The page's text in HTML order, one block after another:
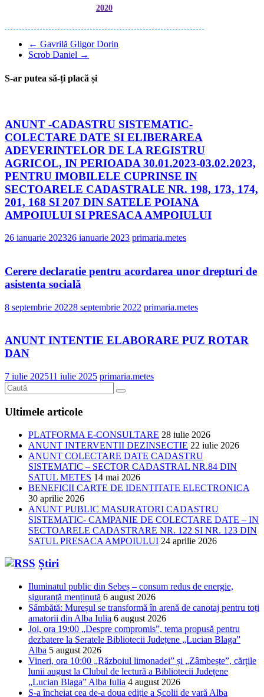
2020
← Gavrilă Gligor Dorin
Scrob Daniel →
S-ar putea să-ți placă și
ANUNT -CADASTRU SISTEMATIC-
COLECTARE DATE SI ELIBERAREA
ADEVERINTELOR DE LA REGISTRU
AGRICOL, IN PERIOADA 30.01.2023-03.02.2023,
PENTRU IMOBILELE CUPRINSE IN
SECTOARELE CADASTRALE NR. 198, 173, 174,
201, 168 SI 207 DIN SATELE POIANA
AMPOIULUI SI PRESACA AMPOIULUI
26 ianuarie 202326 ianuarie 2023 primaria.metes
Cerere declaratie pentru acordarea unor drepturi de
asistenta socială
8 septembrie 20228 septembrie 2022 primaria.metes
ANUNT INTENTIE ELABORARE PUZ ROTAR
DAN
7 iulie 202511 iulie 2025 primaria.metes
Ultimele articole
PLATFORMA E-CONSULTARE 28 iulie 2026
ANUNT INTERVENTII DEZINSECTIE 22 iulie 2026
ANUNT COLECTARE DATE CADASTRU
SISTEMATIC – SECTOR CADASTRAL NR.84 DIN
SATUL METES 14 mai 2026
BENEFICII CARTE DE IDENTITATE ELECTRONICA
30 aprilie 2026
ANUNT PUBLIC MASURATORI CADASTRU
SISTEMATIC- CAMPANIE DE COLECTARE DATE – IN
SECTOARELE CADASTRARE NR. 122 SI NR. 123 DIN
SATUL PRESACA AMPOIULUI 24 aprilie 2026
Știri
Iluminatul public din Sebeș – consum redus de energie,
siguranță menținută 6 august 2026
Sâmbătă: Mureșul se transformă în arenă de canotaj pentru toți
amatorii din Alba Iulia 6 august 2026
Joi, ora 19:00 „Despre compromis”, tema propusă pentru
dezbatere la Seratele Bibliotecii Județene „Lucian Blaga”
Alba 5 august 2026
Vineri, ora 10:00 „Războiul limonadei” și „Zâmbește”, cărțile
lunii august la Clubul de lectură a Bibliotecii Județene
„Lucian Blaga” Alba Iulia 4 august 2026
S-a încheiat cea de-a doua ediție a Școlii de vară Alba